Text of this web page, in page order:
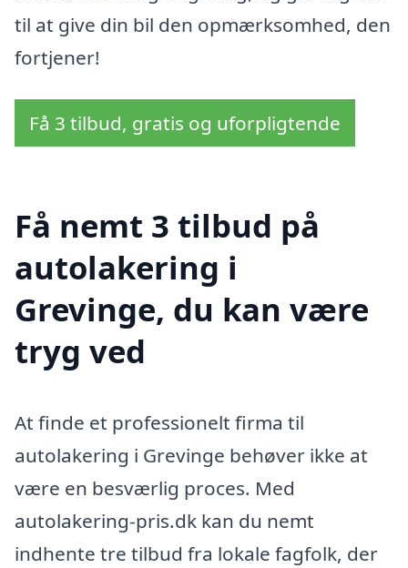
til at give din bil den opmærksomhed, den
fortjener!
Få 3 tilbud, gratis og uforpligtende
Få nemt 3 tilbud på
autolakering i
Grevinge, du kan være
tryg ved
At finde et professionelt firma til
autolakering i Grevinge behøver ikke at
være en besværlig proces. Med
autolakering-pris.dk kan du nemt
indhente tre tilbud fra lokale fagfolk, der